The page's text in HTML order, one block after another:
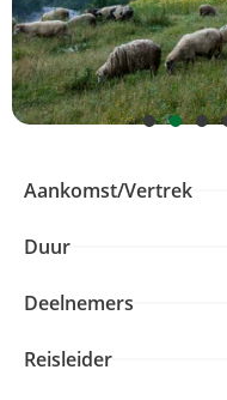
Aankomst/Vertrek
Duur
Deelnemers
Reisleider